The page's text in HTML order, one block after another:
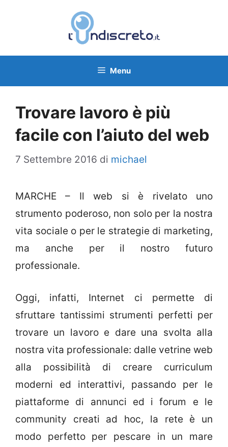
Menu
Trovare lavoro è più
facile con l’aiuto del web
7 Settembre 2016 di michael
MARCHE – Il web si è rivelato uno
strumento poderoso, non solo per la nostra
vita sociale o per le strategie di marketing,
ma anche per il nostro futuro
professionale.
Oggi, infatti, Internet ci permette di
sfruttare tantissimi strumenti perfetti per
trovare un lavoro e dare una svolta alla
nostra vita professionale: dalle vetrine web
alla possibilità di creare curriculum
moderni ed interattivi, passando per le
piattaforme di annunci ed i forum e le
community creati ad hoc, la rete è un
modo perfetto per pescare in un mare